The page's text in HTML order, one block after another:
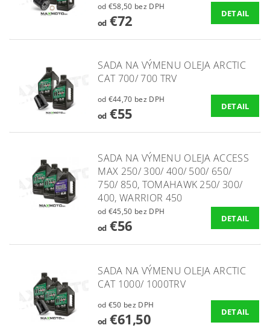
od €58,50 bez DPH
od€72 DETAIL
SADA NA VÝMENU OLEJA ARCTIC
CAT 700/ 700 TRV
od €44,70 bez DPH
od€55 DETAIL
SADA NA VÝMENU OLEJA ACCESS
MAX 250/ 300/ 400/ 500/ 650/
750/ 850, TOMAHAWK 250/ 300/
400, WARRIOR 450
od €45,50 bez DPH
od€56 DETAIL
SADA NA VÝMENU OLEJA ARCTIC
CAT 1000/ 1000TRV
od €50 bez DPH
od€61,50 DETAIL